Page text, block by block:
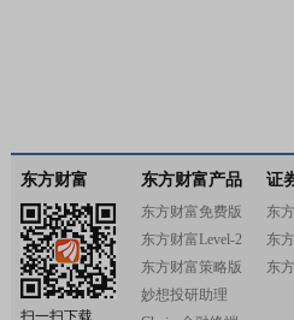
东方财富
扫一扫下载
东方财富产品
东方财富免费版
东方财富Level-2
东方财富策略版
妙想投研助理
证
东
东
东